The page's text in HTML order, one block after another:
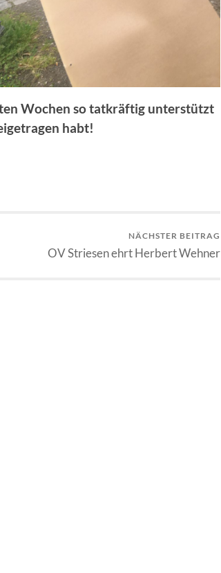
Wochen so tatkräftig unterstützt
habt!
NÄCHSTER BEITRAG
OV Striesen ehrt Herbert Wehner